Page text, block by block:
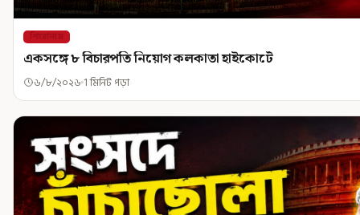
শিরোনাম
একসঙ্গে ৮ বিচারপতি নিয়োগ কলকাতা হাইকোর্টে
৬/৮/২০২৬ 1 মিনিট পড়া